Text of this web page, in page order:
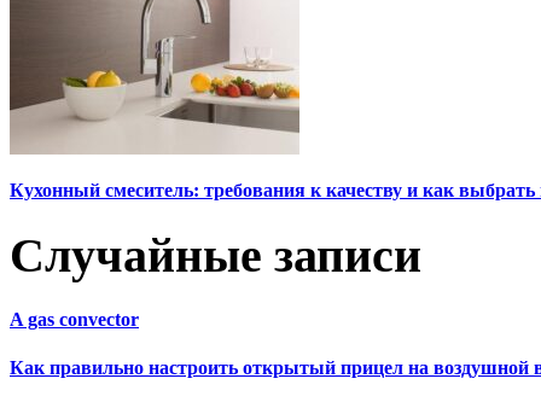
Кухонный смеситель: требования к качеству и как
Случайные записи
A gas convector
Как правильно настроить открытый прицел на воздушной